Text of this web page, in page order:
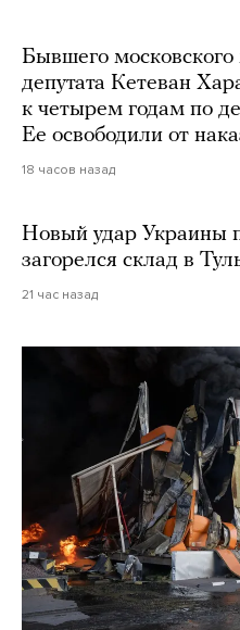
Бывшего
депутата Кетеван
к четырем годам по
Ее освободили от
18 часов назад
Новый удар Украины
загорелся склад в
21 час назад